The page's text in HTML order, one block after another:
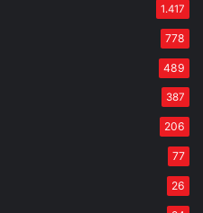
1.417
778
489
387
206
77
26